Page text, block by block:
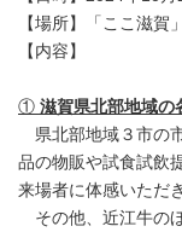
【場所】「ここ滋
【内容】
① 滋賀県北部地域の
県北部地域３市の
品の物販や試食試飲
来場者に体感いただ
その他、近江牛の